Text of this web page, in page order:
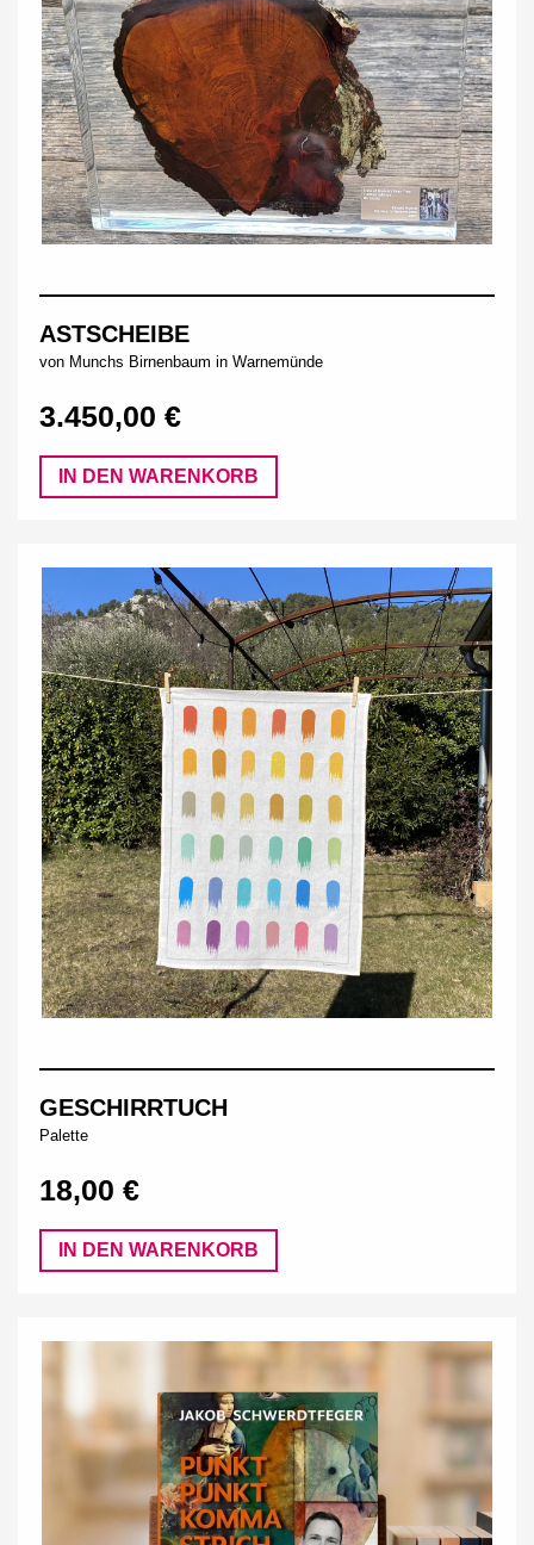
ASTSCHEIBE
von Munchs Birnenbaum in Warnemünde
3.450,00 €
IN DEN WARENKORB
GESCHIRRTUCH
Palette
18,00 €
IN DEN WARENKORB